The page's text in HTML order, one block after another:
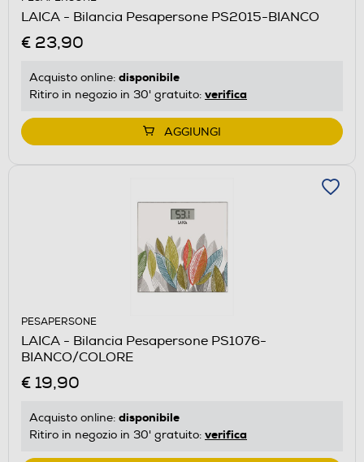
LAICA - Bilancia Pesapersone PS2015-BIANCO
€ 23,90
Acquisto online: disponibile
Ritiro in negozio in 30' gratuito: verifica
AGGIUNGI
PESAPERSONE
LAICA - Bilancia Pesapersone PS1076-
BIANCO/COLORE
€ 19,90
Acquisto online: disponibile
Ritiro in negozio in 30' gratuito: verifica